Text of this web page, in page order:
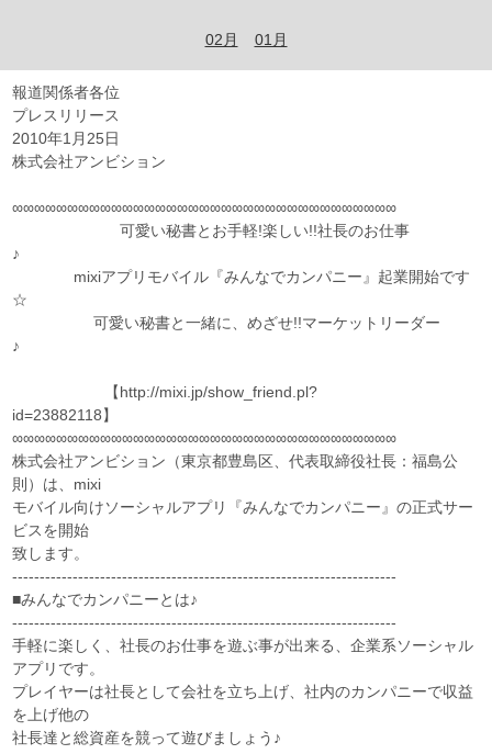
02月 01月
報道関係者各位
プレスリリース
2010年1月25日
株式会社アンビション
∞∞∞∞∞∞∞∞∞∞∞∞∞∞∞∞∞∞∞∞∞∞∞∞∞∞∞∞∞∞∞∞∞∞∞
可愛い秘書とお手軽!楽しい!!社長のお仕事
♪
mixiアプリモバイル『みんなでカンパニー』起業開始です
☆
可愛い秘書と一緒に、めざせ!!マーケットリーダー
♪
【http://mixi.jp/show_friend.pl?
id=23882118】
∞∞∞∞∞∞∞∞∞∞∞∞∞∞∞∞∞∞∞∞∞∞∞∞∞∞∞∞∞∞∞∞∞∞∞
株式会社アンビション（東京都豊島区、代表取締役社長：福島公
則）は、mixi
モバイル向けソーシャルアプリ『みんなでカンパニー』の正式サー
ビスを開始
致します。
----------------------------------------------------------------------
■みんなでカンパニーとは♪
----------------------------------------------------------------------
手軽に楽しく、社長のお仕事を遊ぶ事が出来る、企業系ソーシャル
アプリです。
プレイヤーは社長として会社を立ち上げ、社内のカンパニーで収益
を上げ他の
社長達と総資産を競って遊びましょう♪